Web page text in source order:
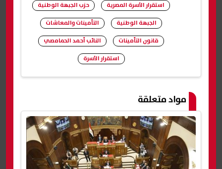
استقرار الأسرة المصرية
حزب الجبهة الوطنية
الجبهة الوطنية
التأمينات والمعاشات
قانون التأمينات
النائب أحمد الحمامصي
استقرار الأسرة
مواد متعلقة